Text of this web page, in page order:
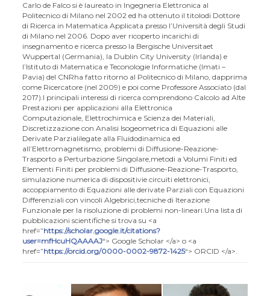
Carlo de Falco si è laureato in Ingegneria Elettronica al
Politecnico di Milano nel 2002 ed ha ottenuto il titolodi Dottore
di Ricerca in Matematica Applicata presso l’Università degli Studi
di Milano nel 2006. Dopo aver ricoperto incarichi di
insegnamento e ricerca presso la Bergische Universitaet
Wuppertal (Germania), la Dublin City University (Irlanda) e
l’Istituto di Matematica e Teconologie Informatiche (Imati –
Pavia) del CNRha fatto ritorno al Politecnico di Milano, dapprima
come Ricercatore (nel 2009) e poi come Professore Associato (dal
2017).I principali interessi di ricerca comprendono Calcolo ad Alte
Prestazioni per applicazioni alla Elettronica
Computazionale, Elettrochimica e Scienza dei Materiali,
Discretizzazione con Analisi Isogeometrica di Equazioni alle
Derivate Parzialilegate alla Fluidodinamica ed
all’Elettromagnetismo, problemi di Diffusione-Reazione-
Trasporto a Perturbazione Singolare,metodi a Volumi Finiti ed
Elementi Finiti per problemi di Diffusione-Reazione-Trasporto,
simulazione numerica di dispositivie circuiti elettronici,
accoppiamento di Equazioni alle derivate Parziali con Equazioni
Differenziali con vincoli Algebrici,tecniche di Iterazione
Funzionale per la risoluzione di problemi non-lineari.Una lista di
pubblicazioni scientifiche si trova su <a
href=”https://scholar.google.it/citations?
user=mfHcuHQAAAAJ“> Google Scholar </a> o <a
href=”https://orcid.org/0000-0002-9872-1425“> ORCID </a>.